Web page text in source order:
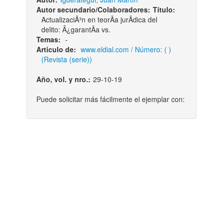
Autor secundario/Colaboradores: Título:
ActualizaciÃ³n en teorÃ­a jurÃ­dica del
delito: Â¿garantÃ­a vs.
Temas: -
Articulo de: www.eldial.com / Número: ( )
(Revista (serie))
Año, vol. y nro.: 29-10-19
Puede solicitar más fácilmente el ejemplar con: